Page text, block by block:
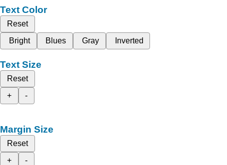
Text Color
Reset
Bright
Blues Gray Inverted
Text Size
Reset
+
-
Margin Size
Reset
+
-